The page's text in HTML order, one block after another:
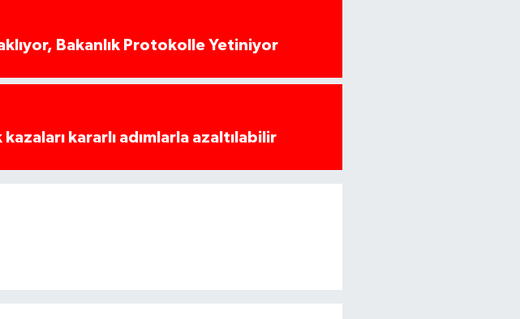
Bakanlık Protokolle Yetiniyor
kazaları kararlı adımlarla azaltılabilir